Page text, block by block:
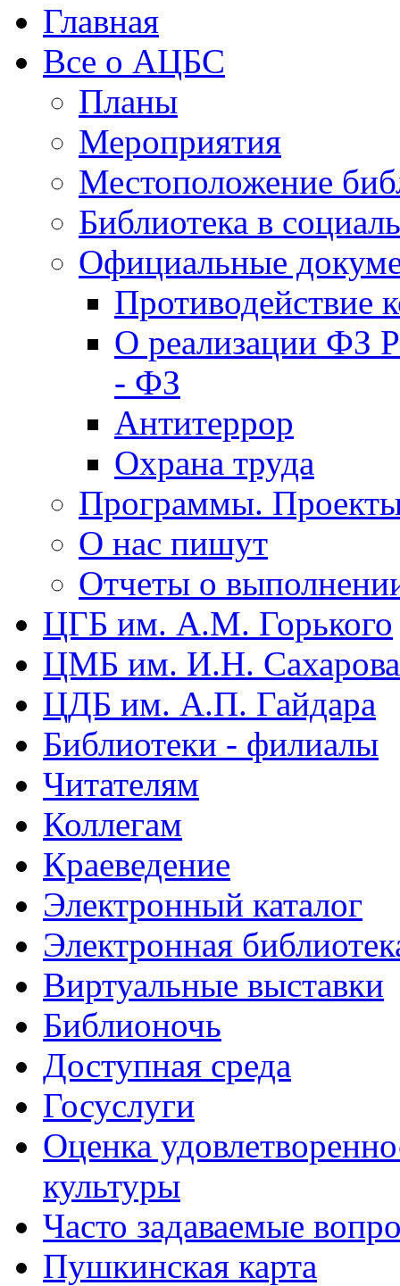
Главная
Все о АЦБС
Планы
Мероприятия
Местоположение
Библиотека в
Официальные
Противодействие
О реализации ФЗ
- ФЗ
Антитеррор
Охрана труда
Программы.
О нас пишут
Отчеты о
ЦГБ им. А.М. Горького
ЦМБ им. И.Н. Сахарова
ЦДБ им. А.П. Гайдара
Библиотеки - филиалы
Читателям
Коллегам
Краеведение
Электронный каталог
Электронная
Виртуальные выставки
Библионочь
Доступная среда
Госуслуги
Оценка
культуры
Часто задаваемые
Пушкинская карта